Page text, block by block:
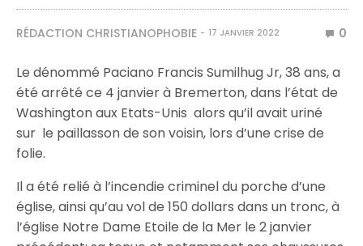
RÉDACTION CHRISTIANOPHOBIE 17 JANVIER 2022 0
Le dénommé Paciano Francis Sumilhug Jr, 38 ans, a
été arrêté ce 4 janvier à Bremerton, dans l’état de
Washington aux Etats-Unis alors qu’il avait uriné
sur le paillasson de son voisin, lors d’une crise de
folie.
Il a été relié à l’incendie criminel du porche d’une
église, ainsi qu’au vol de 150 dollars dans un tronc, à
l’église Notre Dame Etoile de la Mer le 2 janvier